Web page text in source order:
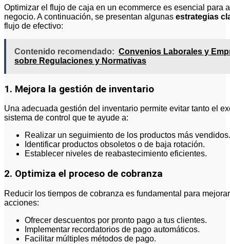
Optimizar el flujo de caja en un ecommerce es esencial para
negocio. A continuación, se presentan algunas estrategias
flujo de efectivo:
Contenido recomendado: Convenios Laborales y
sobre Regulaciones y Normativas
1. Mejora la gestión de inventario
Una adecuada gestión del inventario permite evitar tanto el
sistema de control que te ayude a:
Realizar un seguimiento de los productos más vendidos.
Identificar productos obsoletos o de baja rotación.
Establecer niveles de reabastecimiento eficientes.
2. Optimiza el proceso de cobranza
Reducir los tiempos de cobranza es fundamental para
acciones:
Ofrecer descuentos por pronto pago a tus clientes.
Implementar recordatorios de pago automáticos.
Facilitar múltiples métodos de pago.